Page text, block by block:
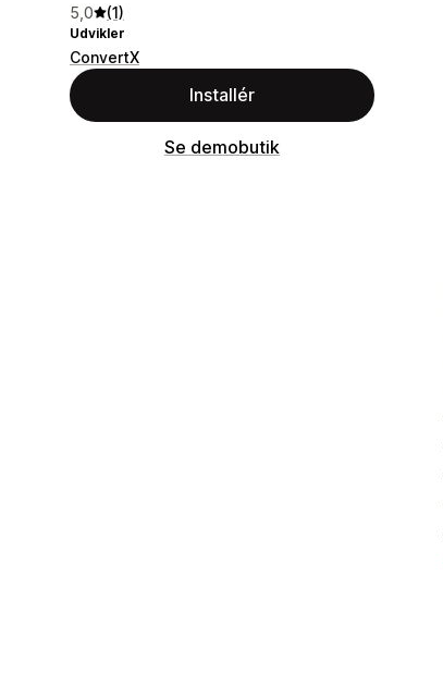
5,0 (1)
Udvikler
ConvertX
Installér
Se demobutik